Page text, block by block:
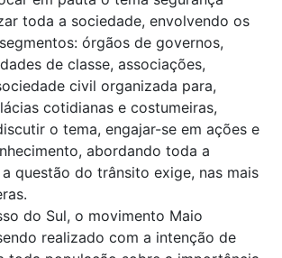
toda a sociedade, envolvendo os
órgãos de governos,
de classe, associações,
civil organizada para,
cotidianas e costumeiras,
o tema, engajar-se em ações e
abordando toda a
questão do trânsito exige, nas mais
do Sul, o movimento Maio
realizado com a intenção de